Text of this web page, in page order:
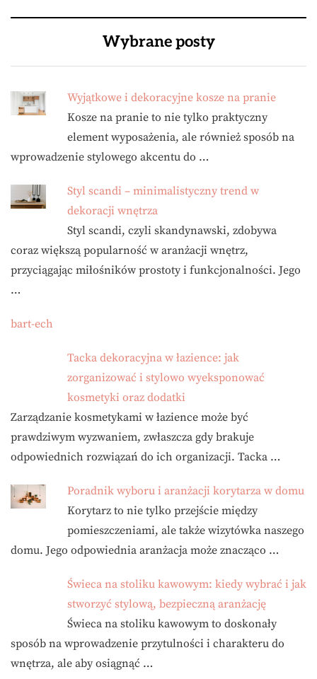
Wybrane posty
Wyjątkowe i dekoracyjne kosze na pranie
Kosze na pranie to nie tylko praktyczny
element wyposażenia, ale również sposób na
wprowadzenie stylowego akcentu do …
Styl scandi – minimalistyczny trend w
dekoracji wnętrza
Styl scandi, czyli skandynawski, zdobywa
coraz większą popularność w aranżacji wnętrz,
przyciągając miłośników prostoty i funkcjonalności. Jego
…
bart-ech
Tacka dekoracyjna w łazience: jak
zorganizować i stylowo wyeksponować
kosmetyki oraz dodatki
Zarządzanie kosmetykami w łazience może być
prawdziwym wyzwaniem, zwłaszcza gdy brakuje
odpowiednich rozwiązań do ich organizacji. Tacka …
Poradnik wyboru i aranżacji korytarza w domu
Korytarz to nie tylko przejście między
pomieszczeniami, ale także wizytówka naszego
domu. Jego odpowiednia aranżacja może znacząco …
Świeca na stoliku kawowym: kiedy wybrać i jak
stworzyć stylową, bezpieczną aranżację
Świeca na stoliku kawowym to doskonały
sposób na wprowadzenie przytulności i charakteru do
wnętrza, ale aby osiągnąć …